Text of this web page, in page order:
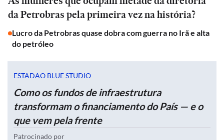
da Petrobras pela primeira vez na história?
Lucro da Petrobras quase dobra com guerra no Irã e alta
do petróleo
ESTADÃO BLUE STUDIO
Como os fundos de infraestrutura
transformam o financiamento do País — e o
que vem pela frente
Patrocinado por